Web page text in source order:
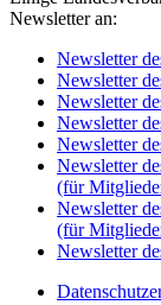
Newsletter an:
Newsletter
Newsletter
Newsletter
Newsletter
Newsletter
Newsletter
(für
Newsletter
(für
Newsletter